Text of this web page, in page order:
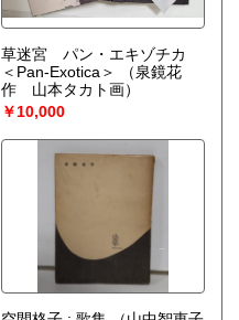
草迷宮 パン・エキゾチカ
＜Pan-Exotica＞
（泉鏡花
作 山本タカト画）
￥10,000